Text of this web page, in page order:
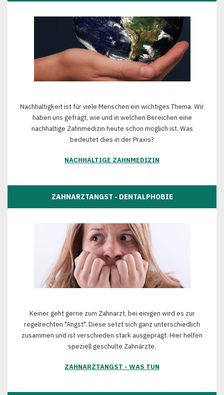
Nachhaltigkeit ist für viele Menschen ein wichtiges Thema. Wir
haben uns gefragt, wie und in welchen Bereichen eine
nachhaltige Zahnmedizin heute schon möglich ist. Was
bedeutet dies in der Praxis?
NACHHALTIGE ZAHNMEDIZIN
ZAHNARZTANGST - DENTALPHOBIE
Keiner geht gerne zum Zahnarzt, bei einigen wird es zur
regelrechten "Angst". Diese setzt sich ganz unterschiedlich
zusammen und ist verschieden stark ausgeprägt. Hier helfen
speziell geschulte Zahnärzte.
ZAHNARZTANGST - WAS TUN